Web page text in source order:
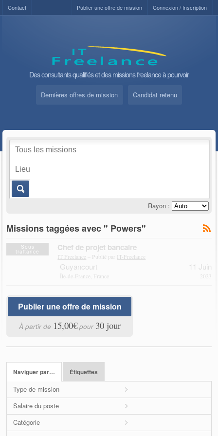
Contact Connexion / Inscription
Publier une offre de mission
Des consultants qualifiés et des missions freelance à pourvoir
Dernières offres de mission Candidat retenu
Rayon :
Missions taggées avec " Powers"
Sous
traitance Chef de projet bancaire
IT Freelance – Publié par IT-Freelance
Guyancourt
Île-de-France, France
11 Juin
2023
Publier une offre de mission
À partir de 15,00€pour 30 jour
Naviguer par… Étiquettes
Type de mission
Salaire du poste
Catégorie